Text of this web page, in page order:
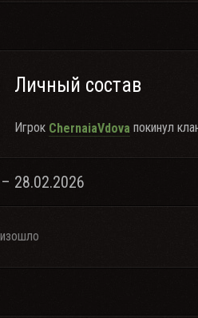
Личный состав
Игрок ChernaiaVdova покинул
28.02.2026